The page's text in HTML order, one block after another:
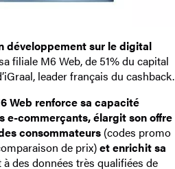
développement sur le digital
filiale M6 Web, de 51% du capital
leader français du cashback.
Web renforce sa capacité
e-commerçants, élargit son offre
consommateurs (codes promo
de prix)et enrichit sa
à des données très qualifiées de